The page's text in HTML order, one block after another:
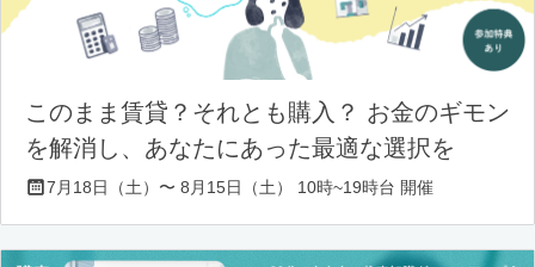
このまま賃貸？それとも購入？ お金のギモン
を解消し、あなたにあった最適な選択を
7月18日（土）〜 8月15日（土） 10時~19時台 開催